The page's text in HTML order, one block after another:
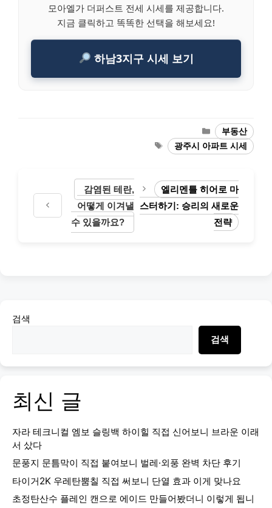
모아엘가 더퍼스트 전세 시세를 제공합니다.
지금 클릭하고 똑똑한 선택을 해보세요!
하남3지구 시세 보기
Categories
부동산
Tags광주시 아파트 시세
감염된 테란,
어떻게 이겨낼
수 있을까요?
엘리멘틀 히어로 마
스터하기: 승리의 새로운
전략
검색
검색
최신 글
자라 테크니컬 엠보 슬링백 하이힐 직접 신어보니 브라운 이래
서 샀다
문풍지 문틈막이 직접 붙여보니 벌레·외풍 완벽 차단 후기
타이거2K 우레탄뿜칠 직접 써보니 단열 효과 이게 맞나요
초정탄산수 플레인 캔으로 에이드 만들어봤더니 이렇게 됩니